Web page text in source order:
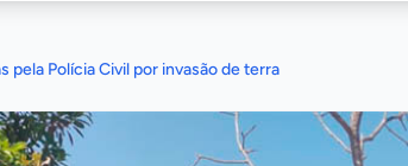
pela Polícia Civil por invasão de terra